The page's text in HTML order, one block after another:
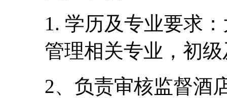
1. 学历及专业要求
管理相关专业，初
2、负责审核监督酒